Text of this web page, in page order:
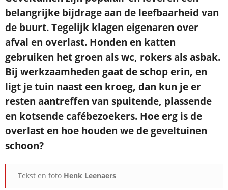
belangrijke bijdrage aan de leefbaarheid van
de buurt. Tegelijk klagen eigenaren over
afval en overlast. Honden en katten
gebruiken het groen als wc, rokers als asbak.
Bij werkzaamheden gaat de schop erin, en
ligt je tuin naast een kroeg, dan kun je er
resten aantreffen van spuitende, plassende
en kotsende cafébezoekers. Hoe erg is de
overlast en hoe houden we de geveltuinen
schoon?
Tekst en foto Henk Leenaers
Met de inschrijving accepteer ik de
privacyverklaring.
Je ontvangt een bevestiging in je mailbox.